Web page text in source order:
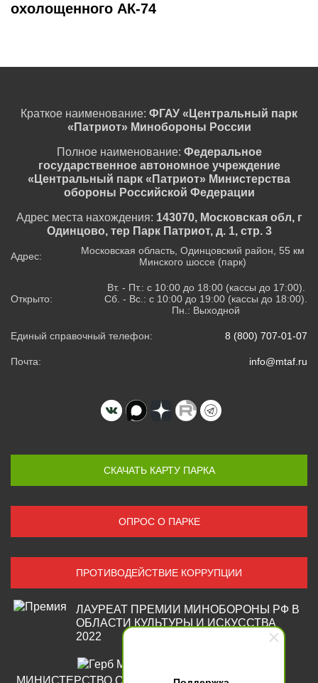
охолощенного АК-74
Краткое наименование: ФГАУ «Центральный парк
«Патриот» Минобороны России
Полное наименование: Федеральное
государственное автономное учреждение
«Центральный парк «Патриот» Министерства
обороны Российской Федерации
Адрес места нахождения: 143070, Московская обл, г
Одинцово, тер Парк Патриот, д. 1, стр. 3
Адрес:
Московская область, Одинцовский район, 55 км
Минского шоссе (парк)
Открыто:
Вт. - Пт.: с 10:00 до 18:00 (кассы до 17:00).
Сб. - Вс.: с 10:00 до 19:00 (кассы до 18:00).
Пн.: Выходной
Единый справочный телефон: 8 (800) 707-01-07
Почта: info@mtaf.ru
СКАЧАТЬ КАРТУ ПАРКА
ОПРОС О ПАРКЕ
ПРОТИВОДЕЙСТВИЕ КОРРУПЦИИ
ЛАУРЕАТ ПРЕМИИ МИНОБОРОНЫ РФ В
ОБЛАСТИ КУЛЬТУРЫ И ИСКУССТВА
2022
МИНИСТЕРСТВО ОБОРОНЫ